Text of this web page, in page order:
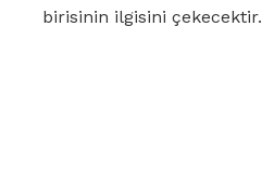
birisinin ilgisini çekecektir.